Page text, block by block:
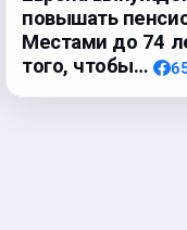
повышать
Местами до 74
того, чтобы…